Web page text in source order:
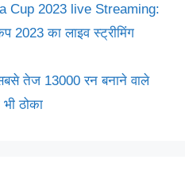
Cup 2023 live Streaming:
2023 का लाइव स्ट्रीमिंग
तेज 13000 रन बनाने वाले
ठोका